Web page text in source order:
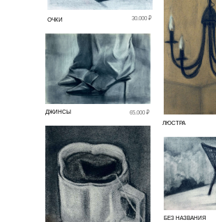
ОЧКИ 30.000 ₽
ДЖИНСЫ 65.000 ₽
БЕЗ НАЗВАНИЯ
ЛЮСТРА